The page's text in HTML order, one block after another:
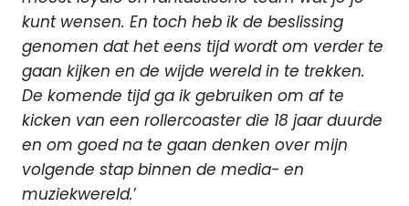
kunt wensen. En toch heb ik de beslissing
genomen dat het eens tijd wordt om verder te
gaan kijken en de wijde wereld in te trekken.
De komende tijd ga ik gebruiken om af te
kicken van een rollercoaster die 18 jaar duurde
en om goed na te gaan denken over mijn
volgende stap binnen de media- en
muziekwereld.’